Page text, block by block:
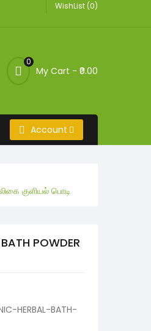
WishList (0)
0
My Cart - ₹0.00
Account
குளியல் பொடி
POWDER
HERBAL-BATH-